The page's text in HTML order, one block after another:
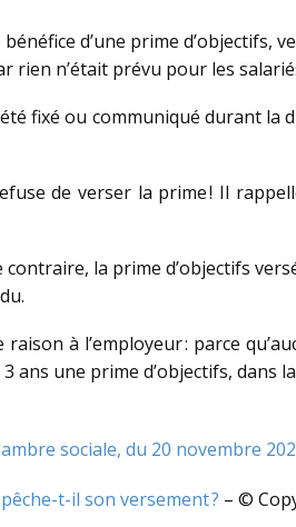
d’une prime d’objectifs,
rien n’était prévu pour les
fixé ou communiqué durant
de verser la prime ! Il
contraire, la prime d’objectifs
à l’employeur : parce
ans une prime d’objectifs, dans
sociale, du 20 novembre
t-il son versement ? – ©